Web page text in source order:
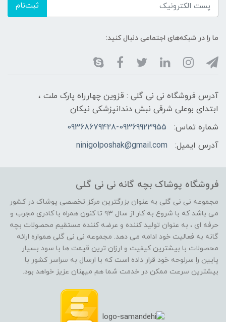
ثبت‌نام
ما را در شبکه‌های اجتماعی دنبال کنید:
آدرس فروشگاه نی نی گلی : قزوین چهارراه پارک ملت ،
ابتدای بوعلی شرقی نبش دندانپزشکی نیکان
شماره تماس:
09368679428-09369923955
آدرس ایمیل:
ninigolposhak@gmail.com
فروشگاه پوشاک بچه گانه نی نی گلی
مجموعه نی نی گلی به عنوان بزرگترین مرکز تخصصی پوشاک در کشور
می باشد که با شروع به کار از سال ۹۳ تا کنون همراه با کادری مجرب و
حرفه ای ، به عنوان تولید کننده و عرضه کننده مستقیم محصولات بچه
گانه به فعالیت خود ادامه می دهد. مجموعه نی نی گلی همواره ارائه
محصولات با بیشترین کیفیت و ارزان ترین قیمت ها با سود بسیار
پایین را سرلوحه خود قرار داده است که با ارسال به سراسر کشور با
بیشترین سرعت ممکن در خدمت شما هم میهنان عزیز خواهد بود.